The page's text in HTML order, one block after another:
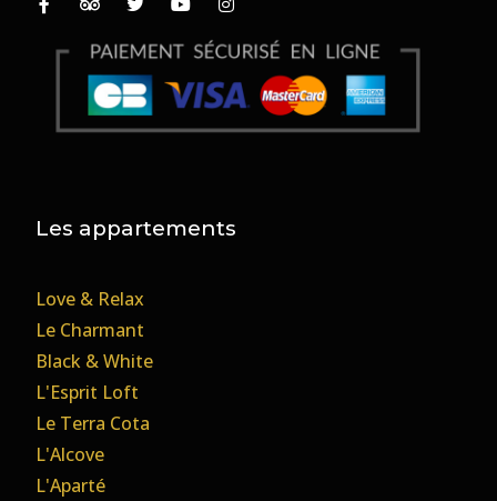
Les appartements
Love & Relax
Le Charmant
Black & White
L'Esprit Loft
Le Terra Cota
L'Alcove
L'Aparté